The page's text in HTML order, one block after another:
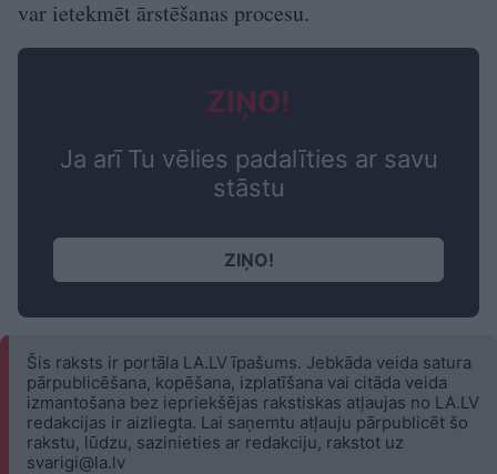
var ietekmēt ārstēšanas procesu.
ZIŅO!
Ja arī Tu vēlies padalīties ar savu
stāstu
ZIŅO!
Šis raksts ir portāla LA.LV īpašums. Jebkāda veida satura
pārpublicēšana, kopēšana, izplatīšana vai citāda veida
izmantošana bez iepriekšējas rakstiskas atļaujas no LA.LV
redakcijas ir aizliegta. Lai saņemtu atļauju pārpublicēt šo
rakstu, lūdzu, sazinieties ar redakciju, rakstot uz
svarigi@la.lv